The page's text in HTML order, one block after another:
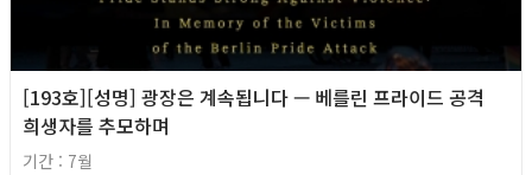
[193호][성명] 광장은 계속됩니다 — 베를린 프라이드 공격
희생자를 추모하며
기간 : 7월